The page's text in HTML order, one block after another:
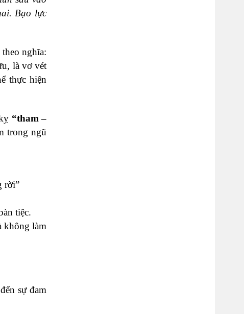
Bạo lực
nghĩa:
là vơ vét
thực hiện
“tham –
trong ngũ
rời”
tiệc.
không làm
sự đam